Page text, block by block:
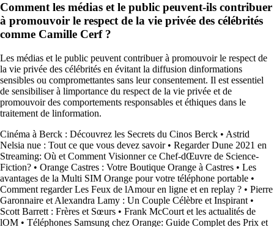
Comment les médias et le public peuvent-ils contribuer
à promouvoir le respect de la vie privée des célébrités
comme Camille Cerf ?
Les médias et le public peuvent contribuer à promouvoir le respect de
la vie privée des célébrités en évitant la diffusion dinformations
sensibles ou compromettantes sans leur consentement. Il est essentiel
de sensibiliser à limportance du respect de la vie privée et de
promouvoir des comportements responsables et éthiques dans le
traitement de linformation.
Cinéma à Berck : Découvrez les Secrets du Cinos Berck • Astrid
Nelsia nue : Tout ce que vous devez savoir• Regarder Dune 2021 en
Streaming: Où et Comment Visionner ce Chef-dŒuvre de Science-
Fiction? • Orange Castres : Votre Boutique Orange à Castres • Les
avantages de la Multi SIM Orange pour votre téléphone portable •
Comment regarder Les Feux de lAmour en ligne et en replay ? • Pierre
Garonnaire et Alexandra Lamy : Un Couple Célèbre et Inspirant •
Scott Barrett : Frères et Sœurs • Frank McCourt et les actualités de
lOM • Téléphones Samsung chez Orange: Guide Complet des Prix et